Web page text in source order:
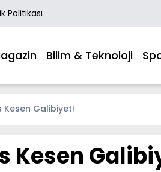
Politikası
Bilim & Teknoloji
Kesen Galibiyet!
Kesen